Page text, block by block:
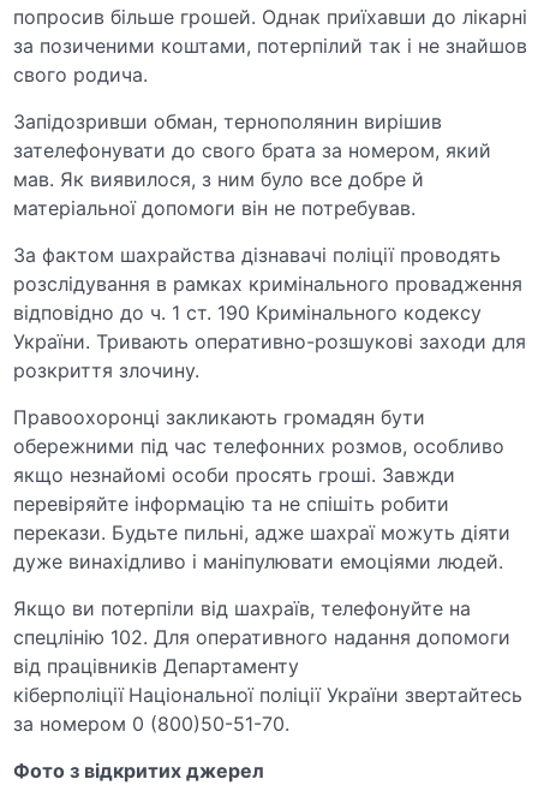
попросив більше грошей. Однак приїхавши до лікарні
за позиченими коштами, потерпілий так і не знайшов
свого родича.
Запідозривши обман, тернополянин вирішив
зателефонувати до свого брата за номером, який
мав. Як виявилося, з ним було все добре й
матеріальної допомоги він не потребував.
За фактом шахрайства дізнавачі поліції проводять
розслідування в рамках кримінального провадження
відповідно до ч. 1 ст. 190 Кримінального кодексу
України. Тривають оперативно-розшукові заходи для
розкриття злочину.
Правоохоронці закликають громадян бути
обережними під час телефонних розмов, особливо
якщо незнайомі особи просять гроші. Завжди
перевіряйте інформацію та не спішіть робити
перекази. Будьте пильні, адже шахраї можуть діяти
дуже винахідливо і маніпулювати емоціями людей.
Якщо ви потерпіли від шахраїв, телефонуйте на
спецлінію 102. Для оперативного надання допомоги
від працівників Департаменту
кіберполіції Національної поліції України звертайтесь
за номером 0 (800)50-51-70.
Фото з відкритих джерел